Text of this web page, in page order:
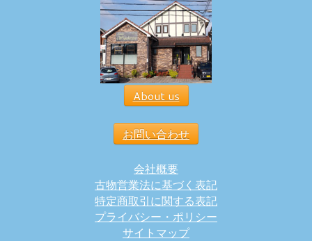
About us
お問い合わせ
会社概要
古物営業法に基づく表記
特定商取引に関する表記
プライバシー・ポリシー
サイトマップ